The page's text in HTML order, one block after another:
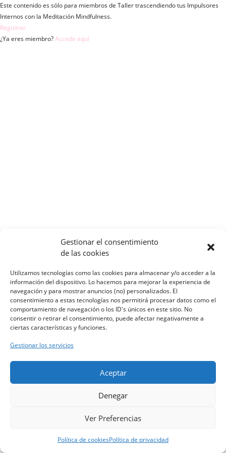
Gestionar el consentimiento
de las cookies
Utilizamos tecnologías como las cookies para almacenar y/o acceder a la
información del dispositivo. Lo hacemos para mejorar la experiencia de
navegación y para mostrar anuncios (no) personalizados. El
consentimiento a estas tecnologías nos permitirá procesar datos como el
comportamiento de navegación o los ID's únicos en este sitio. No
consentir o retirar el consentimiento, puede afectar negativamente a
ciertas características y funciones.
Gestionar los servicios
Aceptar
Denegar
Ver Preferencias
Política de cookiesPolítica de privacidad
Ir
al
contenido
Este contenido es sólo para miembros de Taller trascendiendo tus Impulsores
Internos con la Meditación Mindfulness.
Registrar
¿Ya eres miembro?Accede aquí